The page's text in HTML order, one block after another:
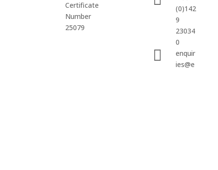
Certificate
Number
25079
(0)142
9
23034
0

enquir
ies@e